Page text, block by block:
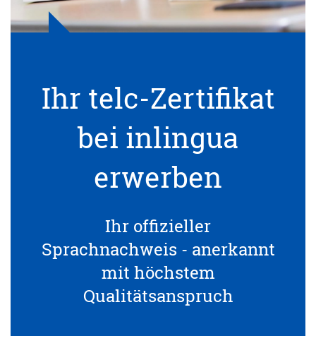
Ihr telc-Zertifikat
bei inlingua
erwerben
Ihr offizieller
Sprachnachweis - anerkannt
mit höchstem
Qualitätsanspruch